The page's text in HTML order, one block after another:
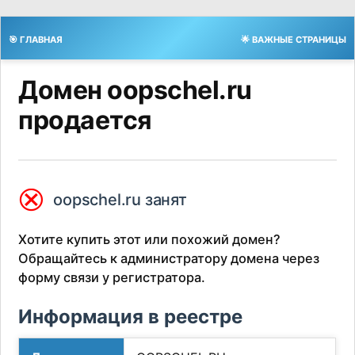
🎯 ГЛАВНАЯ 🌟 ВАЖНЫЕ СТРАНИЦЫ
Домен oopschel.ru
продается
⮿ oopschel.ru занят
Хотите купить этот или похожий домен?
Обращайтесь к администратору домена через
форму связи у регистратора.
Информация в реестре